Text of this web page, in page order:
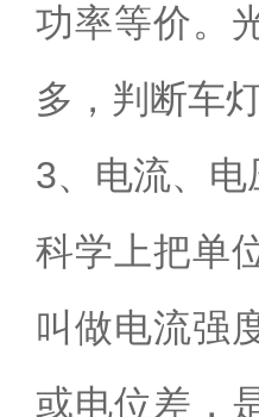
功率等价。
多，判断车
3、电流、电
科学上把单
叫做电流强
或电位差，